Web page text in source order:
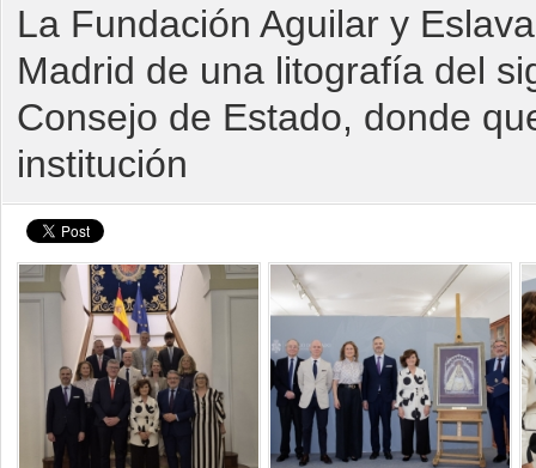
La Fundación Aguilar y
Madrid de una litografía del
Consejo de Estado, donde
institución